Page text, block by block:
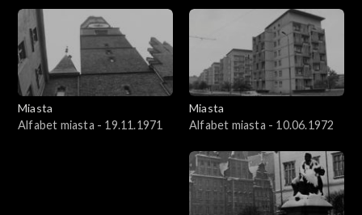
Miasta
Alfabet miasta - 19.11.1971
Miasta
Alfabet miasta - 10.06.1972